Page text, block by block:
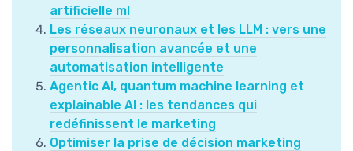
artificielle ml
Les réseaux neuronaux et les LLM : vers une
personnalisation avancée et une
automatisation intelligente
Agentic AI, quantum machine learning et
explainable AI : les tendances qui
redéfinissent le marketing
Optimiser la prise de décision marketing